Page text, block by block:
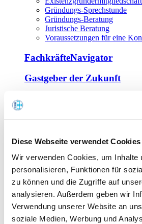
Diese Webseite verwendet Cookies
Wir verwenden Cookies, um Inhalte
personalisieren, Funktionen für
zu können und die Zugriffe auf
analysieren. Außerdem geben wir
Verwendung unserer Website an
soziale Medien, Werbung und
Gründungs-Sprechstunde
Gründungs-Beratung
Juristische Beratung
Voraussetzungen für eine
FachkräfteNavigator
Gastgeber der Zukunft
Offene Seminare
Tagen im Palais
Wirte-und Unternehmerbrief
Lernplattform BOUNTI
Partner
Branchennahe